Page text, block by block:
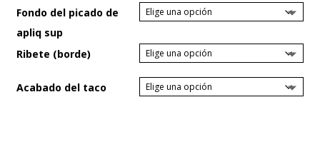
Fondo del picado de
apliq sup
Ribete (borde)
Acabado del taco